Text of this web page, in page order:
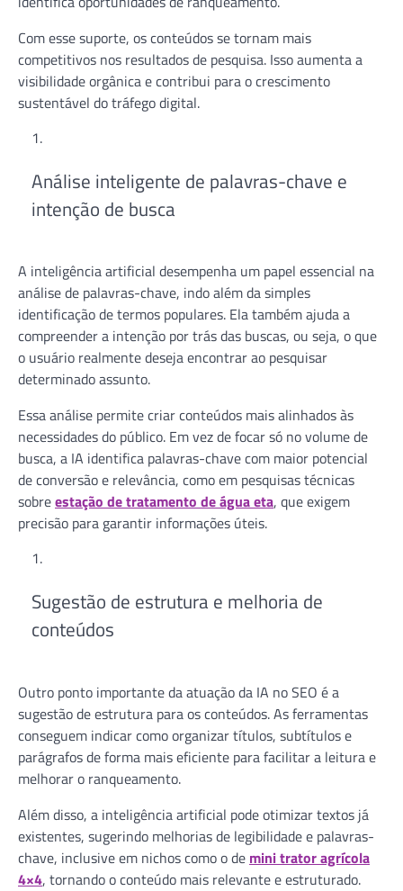
Com esse suporte, os conteúdos se tornam mais
competitivos nos resultados de pesquisa. Isso aumenta a
visibilidade orgânica e contribui para o crescimento
sustentável do tráfego digital.
Análise inteligente de palavras-chave e
intenção de busca
A inteligência artificial desempenha um papel essencial na
análise de palavras-chave, indo além da simples
identificação de termos populares. Ela também ajuda a
compreender a intenção por trás das buscas, ou seja, o que
o usuário realmente deseja encontrar ao pesquisar
determinado assunto.
Essa análise permite criar conteúdos mais alinhados às
necessidades do público. Em vez de focar só no volume de
busca, a IA identifica palavras-chave com maior potencial
de conversão e relevância, como em pesquisas técnicas
sobreestação de tratamento de água eta, que exigem
precisão para garantir informações úteis.
Sugestão de estrutura e melhoria de
conteúdos
Outro ponto importante da atuação da IA no SEO é a
sugestão de estrutura para os conteúdos. As ferramentas
conseguem indicar como organizar títulos, subtítulos e
parágrafos de forma mais eficiente para facilitar a leitura e
melhorar o ranqueamento.
Além disso, a inteligência artificial pode otimizar textos já
existentes, sugerindo melhorias de legibilidade e palavras-
chave, inclusive em nichos como o de mini trator agrícola
4×4, tornando o conteúdo mais relevante e estruturado.